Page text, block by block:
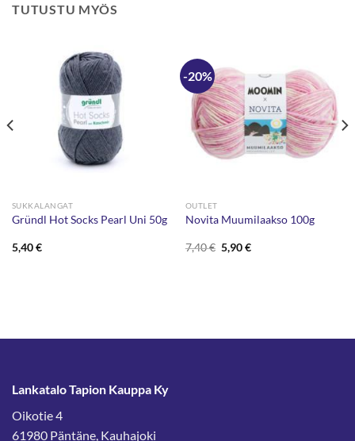
TUTUSTU MYÖS
SUKKALANGAT
Gründl Hot Socks Pearl Uni 50g
5,40€
-20%
OUTLET
Novita Muumilaakso 100g
7,40€ Alkuperäinen
hinta
5,90€Nykyinen
Lankatalo Tapion Kauppa Ky
Oikotie 4
61980 Päntäne, Kauhajoki